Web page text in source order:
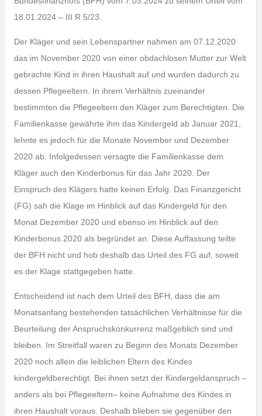
18.01.2024 – III R 5/23.
Der Kläger und sein Lebenspartner nahmen am 07.12.2020
das im November 2020 von einer obdachlosen Mutter zur Welt
gebrachte Kind in ihren Haushalt auf und wurden dadurch zu
dessen Pflegeeltern. In ihrem Verhältnis zueinander
bestimmten die Pflegeeltern den Kläger zum Berechtigten. Die
Familienkasse gewährte ihm das Kindergeld ab Januar 2021,
lehnte es jedoch für die Monate November und Dezember
2020 ab. Infolgedessen versagte die Familienkasse dem
Kläger auch den Kinderbonus für das Jahr 2020. Der
Einspruch des Klägers hatte keinen Erfolg. Das Finanzgericht
(FG) sah die Klage im Hinblick auf das Kindergeld für den
Monat Dezember 2020 und ebenso im Hinblick auf den
Kinderbonus 2020 als begründet an. Diese Auffassung teilte
der BFH nicht und hob deshalb das Urteil des FG auf, soweit
es der Klage stattgegeben hatte.
Entscheidend ist nach dem Urteil des BFH, dass die am
Monatsanfang bestehenden tatsächlichen Verhältnisse für die
Beurteilung der Anspruchskonkurrenz maßgeblich sind und
bleiben. Im Streitfall waren zu Beginn des Monats Dezember
2020 noch allein die leiblichen Eltern des Kindes
kindergeldberechtigt. Bei ihnen setzt der Kindergeldanspruch –
anders als bei Pflegeeltern– keine Aufnahme des Kindes in
ihren Haushalt voraus. Deshalb blieben sie gegenüber den